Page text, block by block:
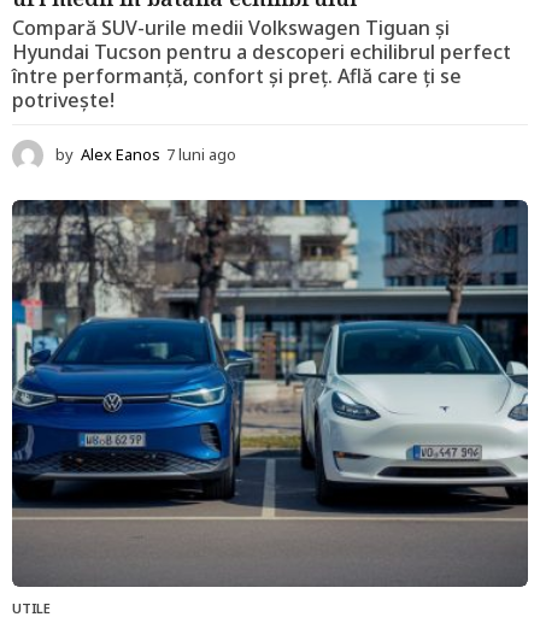
Compară SUV-urile medii Volkswagen Tiguan și
Hyundai Tucson pentru a descoperi echilibrul perfect
între performanță, confort și preț. Află care ți se
potrivește!
by Alex Eanos 7 luni ago
l
u
n
i
a
g
o
UTILE